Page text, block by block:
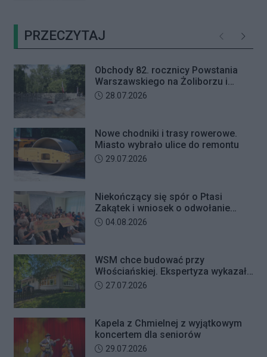
obywatelskiej inicjatywy
uchwałodawczej dotyczącej
zaniechania budowy przy ul.
Ficowskiego.
PRZECZYTAJ Poprzednie
Obchody 82. rocznicy Powstania
Warszawskiego na Żoliborzu i
Bielanach
Data dodania artykułu:
28.07.2026
Nowe chodniki i trasy rowerowe.
Miasto wybrało ulice do remontu
Data dodania artykułu:
29.07.2026
Niekończący się spór o Ptasi
Zakątek i wniosek o odwołanie
przewodniczącego Rady Dzielnicy
Data dodania artykułu:
04.08.2026
WSM chce budować przy
Włościańskiej. Ekspertyza wykazała
problemy z gruntem pod
Data dodania artykułu:
27.07.2026
Kapela z Chmielnej z wyjątkowym
koncertem dla seniorów
Data dodania artykułu:
29.07.2026